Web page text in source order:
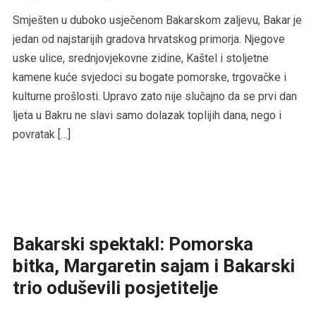
Smješten u duboko usječenom Bakarskom zaljevu, Bakar je
jedan od najstarijih gradova hrvatskog primorja. Njegove
uske ulice, srednjovjekovne zidine, Kaštel i stoljetne
kamene kuće svjedoci su bogate pomorske, trgovačke i
kulturne prošlosti. Upravo zato nije slučajno da se prvi dan
ljeta u Bakru ne slavi samo dolazak toplijih dana, nego i
povratak […]
Bakarski spektakl: Pomorska
bitka, Margaretin sajam i Bakarski
trio oduševili posjetitelje